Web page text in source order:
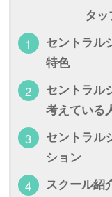
タ
セントラル
特色
セントラル
考えている
セントラル
ション
スクール紹